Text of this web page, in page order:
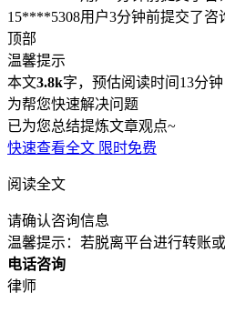
15****5308用户3分钟前提交了咨
顶部
温馨提示
本文3.8k字，预估阅读时间13分钟
为帮您快速解决问题
已为您总结提炼文章观点~
快速查看全文 限时免费
阅读全文
请确认咨询信息
温馨提示：若脱离平台进行转账
电话咨询
律师